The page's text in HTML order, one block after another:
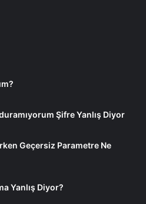
Şifre Yanlış Diyor
Geçersiz Parametre Ne
Yanlış Diyor?